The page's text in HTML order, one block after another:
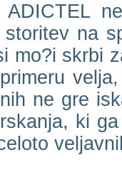
na
mo?i skrbi
ne gre
ki